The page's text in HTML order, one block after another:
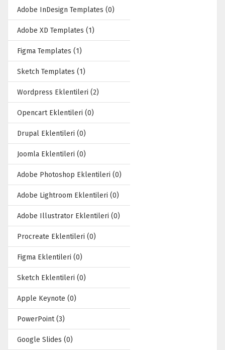
Adobe InDesign Templates (0)
Adobe XD Templates (1)
Figma Templates (1)
Sketch Templates (1)
Wordpress Eklentileri (2)
Opencart Eklentileri (0)
Drupal Eklentileri (0)
Joomla Eklentileri (0)
Adobe Photoshop Eklentileri (0)
Adobe Lightroom Eklentileri (0)
Adobe Illustrator Eklentileri (0)
Procreate Eklentileri (0)
Figma Eklentileri (0)
Sketch Eklentileri (0)
Apple Keynote (0)
PowerPoint (3)
Google Slides (0)